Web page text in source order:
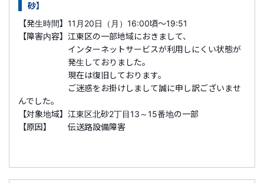
砂】
【発生時間】11月20日（月）16:00頃～19:51
【障害内容】江東区の一部地域におきまして、
インターネットサービスが利用しにくい状態が
発生しておりました。
現在は復旧しております。
ご迷惑をお掛けしまして誠に申し訳ございませ
んでした。
【対象地域】江東区北砂2丁目13～15番地の一部
【原因】 伝送路設備障害